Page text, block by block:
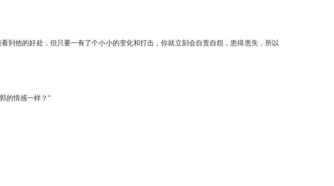
他的好处，但只要一有了个小小的变化和打击，你就立刻会自责自怨，患得患失，所以
的情感一样？”